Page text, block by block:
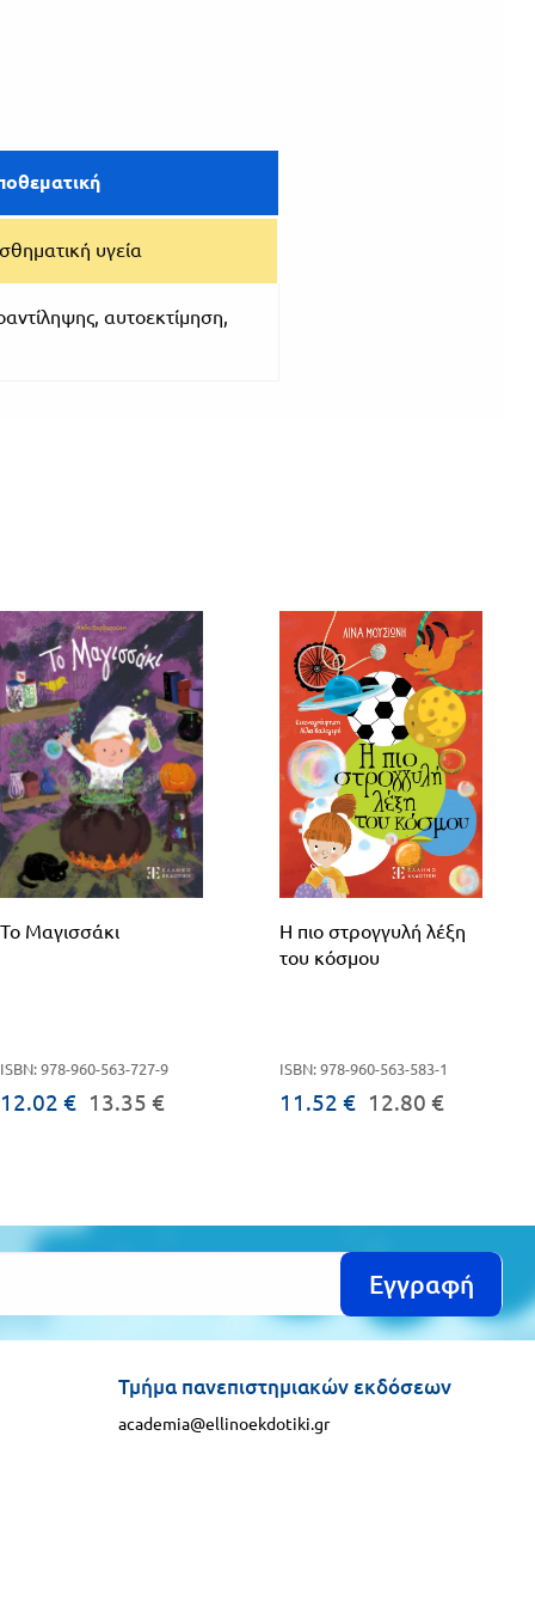
υγεία
αυτοεκτίμηση,
Το Μαγισσάκι
ISBN: 978-960-563-727-9
12.02 € 13.35 €
Η πιο στρογγυλή λέξη
του κόσμου
ISBN: 978-960-563-583-1
11.52 € 12.80 €
Εγγραφή
Τμήμα πανεπιστημιακών εκδόσεων
academia@ellinoekdotiki.gr